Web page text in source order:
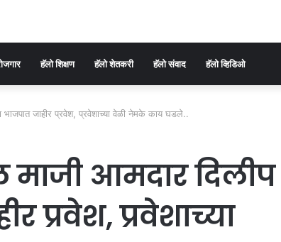
हॅलो शिक्षण ⁠हॅलो शेतकरी ⁠हॅलो संवाद ⁠हॅलो व्हिडिओ
भाजपात जाहीर प्रवेश, प्रवेशाच्या वेळी नेमके काय घडले..
माजी आमदार दिलीप
प्रवेश, प्रवेशाच्या